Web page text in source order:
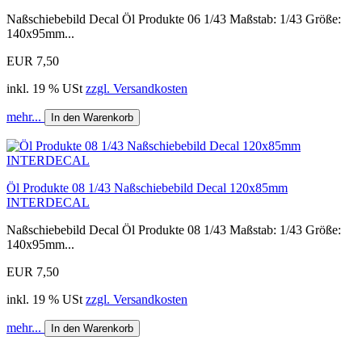
Naßschiebebild Decal Öl Produkte 06 1/43 Maßstab: 1/43 Größe:
140x95mm...
EUR 7,50
inkl. 19 % USt zzgl. Versandkosten
mehr... In den Warenkorb
Öl Produkte 08 1/43 Naßschiebebild Decal 120x85mm
INTERDECAL
Naßschiebebild Decal Öl Produkte 08 1/43 Maßstab: 1/43 Größe:
140x95mm...
EUR 7,50
inkl. 19 % USt zzgl. Versandkosten
mehr... In den Warenkorb